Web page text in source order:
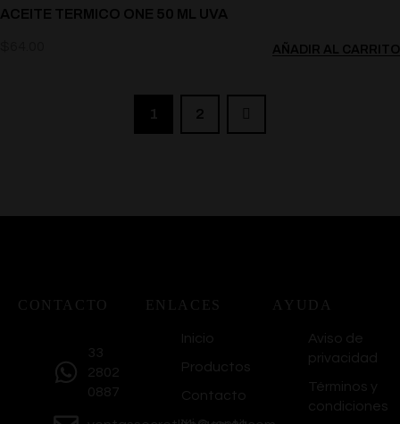
ACEITE TERMICO ONE 50 ML UVA
AÑADIR AL CARRITO
1 2
CONTACTO
33
2802
0887
ENLACES
Inicio
Productos
Contacto
AYUDA
Aviso de
privacidad
Términos y
condiciones